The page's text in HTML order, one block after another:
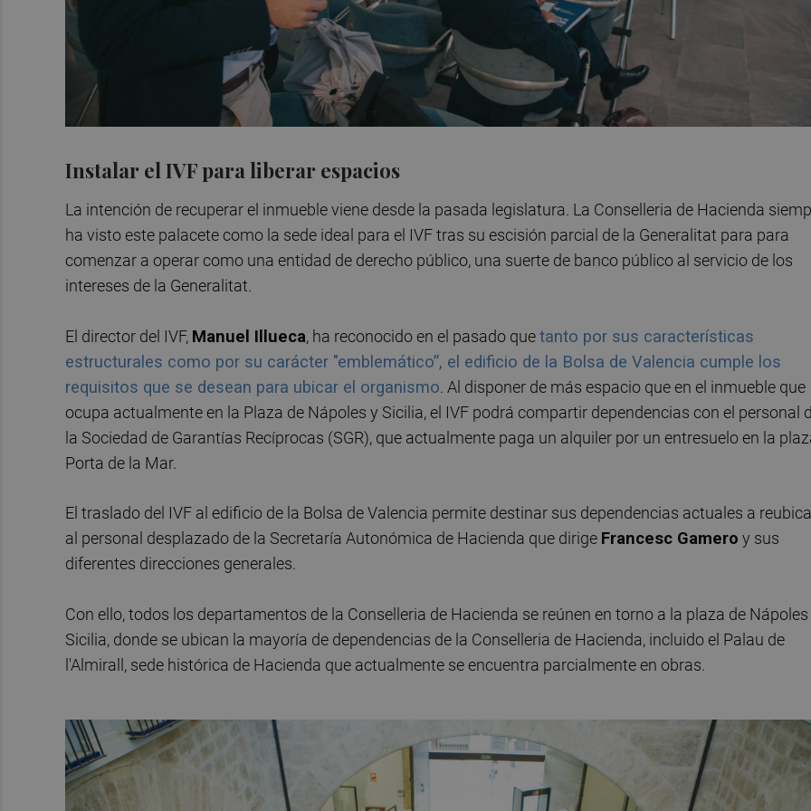
Instalar el IVF para liberar espacios
La intención de recuperar el inmueble viene desde la pasada legislatura. La Conselleria de Hacienda
ha visto este palacete como la sede ideal para el IVF tras su escisión parcial de la Generalitat para para
comenzar a operar como una entidad de derecho público, una suerte de banco público al servicio de los
intereses de la Generalitat.
El director del IVF, Manuel Illueca, ha reconocido en el pasado quetanto por sus características
estructurales como por su carácter "emblemático”, el edificio de la Bolsa de Valencia cumple los
requisitos que se desean para ubicar el organismo. Al disponer de más espacio que en el inmueble que
ocupa actualmente en la Plaza de Nápoles y Sicilia, el IVF podrá compartir dependencias con el personal
la Sociedad de Garantías Recíprocas (SGR), que actualmente paga un alquiler por un entresuelo en la
Porta de la Mar.
El traslado del IVF al edificio de la Bolsa de Valencia permite destinar sus dependencias actuales a
al personal desplazado de la Secretaría Autonómica de Hacienda que dirige Francesc Gamero y sus
diferentes direcciones generales.
Con ello, todos los departamentos de la Conselleria de Hacienda se reúnen en torno a la plaza de
Sicilia, donde se ubican la mayoría de dependencias de la Conselleria de Hacienda, incluido el Palau de
l'Almirall, sede histórica de Hacienda que actualmente se encuentra parcialmente en obras.